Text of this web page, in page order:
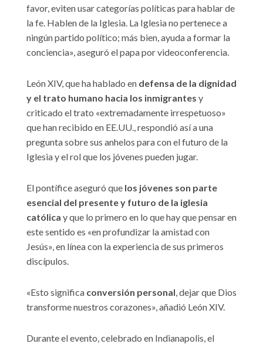
favor, eviten usar categorías políticas para hablar de
la fe. Hablen de la Iglesia. La Iglesia no pertenece a
ningún partido político; más bien, ayuda a formar la
conciencia», aseguró el papa por videoconferencia.
León XIV, que ha hablado en defensa de la dignidad
y el trato humano hacia los inmigrantes y
criticado el trato «extremadamente irrespetuoso»
que han recibido en EE.UU., respondió así a una
pregunta sobre sus anhelos para con el futuro de la
Iglesia y el rol que los jóvenes pueden jugar.
El pontífice aseguró que los jóvenes son parte
esencial del presente y futuro de la iglesia
católica y que lo primero en lo que hay que pensar en
este sentido es «en profundizar la amistad con
Jesús», en línea con la experiencia de sus primeros
discípulos.
«Esto significa conversión personal, dejar que Dios
transforme nuestros corazones», añadió León XIV.
Durante el evento, celebrado en Indianapolis, el